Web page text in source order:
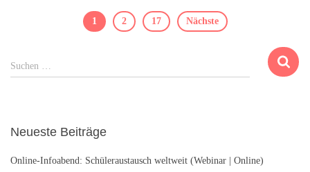
Beitragsnavigation
1 2 17 Nächste
u
n
a
Suchen …
Neueste Beiträge
Online-Infoabend: Schüleraustausch weltweit (Webinar | Online)